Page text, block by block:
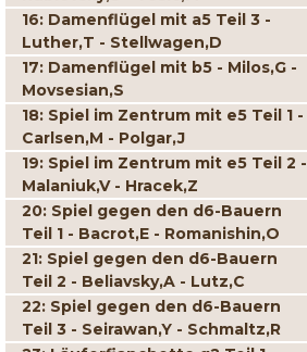
16: Damenflügel mit a5 Teil 3 -
Luther,T - Stellwagen,D
17: Damenflügel mit b5 - Milos,G -
Movsesian,S
18: Spiel im Zentrum mit e5 Teil 1 -
Carlsen,M - Polgar,J
19: Spiel im Zentrum mit e5 Teil 2 -
Malaniuk,V - Hracek,Z
20: Spiel gegen den d6-Bauern
Teil 1 - Bacrot,E - Romanishin,O
21: Spiel gegen den d6-Bauern
Teil 2 - Beliavsky,A - Lutz,C
22: Spiel gegen den d6-Bauern
Teil 3 - Seirawan,Y - Schmaltz,R